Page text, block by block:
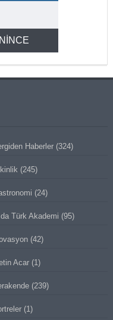
Haberler (324)
(245)
(24)
Türk Akademi (95)
(42)
Acar (1)
(239)
(1)